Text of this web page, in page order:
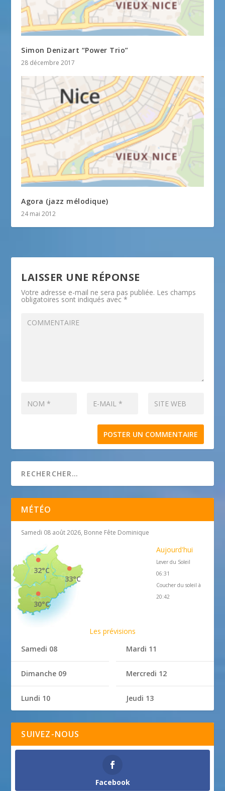
Simon Denizart “Power Trio”
28 décembre 2017
Agora (jazz mélodique)
24 mai 2012
LAISSER UNE RÉPONSE
Votre adresse e-mail ne sera pas publiée. Les champs
obligatoires sont indiqués avec*
MÉTÉO
Samedi 08 août 2026, Bonne Fête Dominique
33°C
32°C
30°C
Aujourd'hui
Lever du Soleil
06:31
Coucher du soleil à
20:42
Les prévisions
Samedi 08
Dimanche 09
Lundi 10
Mardi 11
Mercredi 12
Jeudi 13
SUIVEZ-NOUS
Facebook